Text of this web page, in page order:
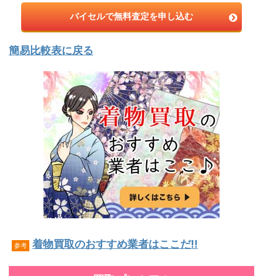
バイセルで無料査定を申し込む
簡易比較表に戻る
参考 着物買取のおすすめ業者はここだ!!